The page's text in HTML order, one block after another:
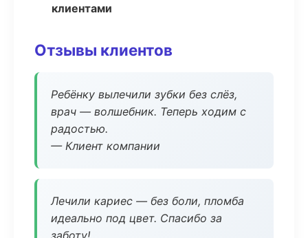
клиентами
Отзывы клиентов
Ребёнку вылечили зубки без слёз,
врач — волшебник. Теперь ходим с
радостью.
— Клиент компании
Лечили кариес — без боли, пломба
идеально под цвет. Спасибо за
заботу!